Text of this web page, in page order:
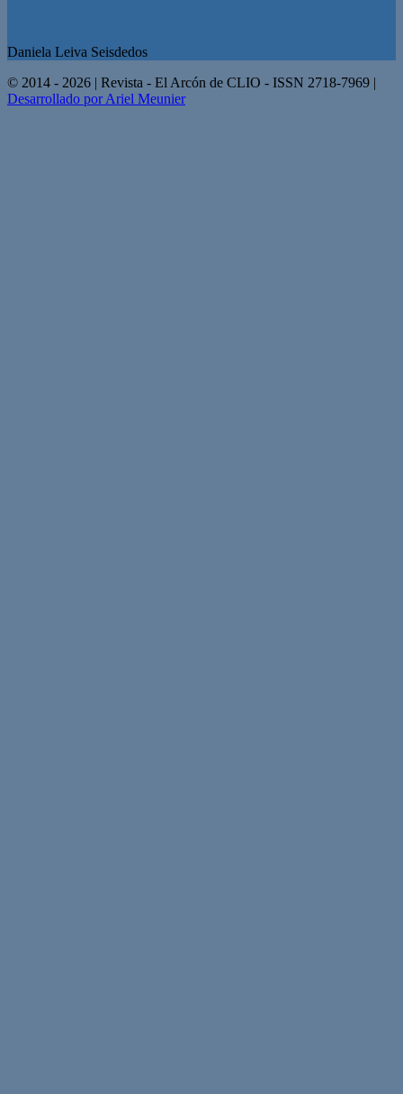
Daniela Leiva Seisdedos
© 2014 - 2026 | Revista - El Arcón de CLIO - ISSN 2718-7969 |
Desarrollado por Ariel Meunier